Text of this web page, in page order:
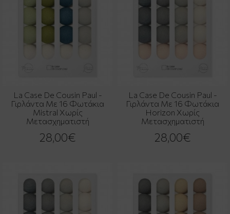
La Case De Cousin Paul -
Γιρλάντα Με 16 Φωτάκια
Mistral Χωρίς
Μετασχηματιστή
28,00€
La Case De Cousin Paul -
Γιρλάντα Με 16 Φωτάκια
Horizon Χωρίς
Μετασχηματιστή
28,00€